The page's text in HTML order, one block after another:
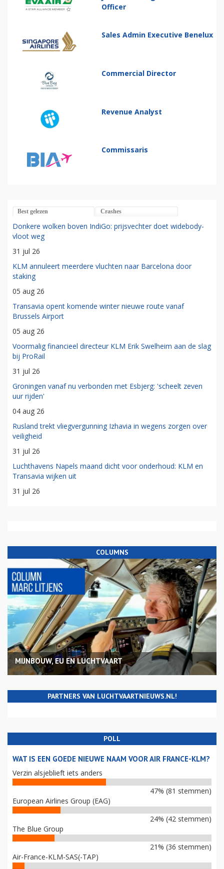
Officer
Sales Admin Executive Benelux
Commercial Director
Revenue Analyst
Commissaris
Best gelezen Crashes
Donkere wolken boven IndiGo: prijsvechter doet widebody-
vloot weg
31 jul 26
KLM annuleert meerdere vluchten naar Barcelona door
staking
05 aug 26
Transavia opent komende winter nieuwe route vanaf
Brussels Airport
05 aug 26
Voormalig financieel directeur KLM Erik Swelheim aan de slag
bij ProRail
31 jul 26
Groningen vanaf nu verbonden met Esbjerg: 'scheelt zeven
uur rijden'
04 aug 26
Rusland trekt vliegvergunning Izhavia in wegens zorgen over
veiligheid
31 jul 26
Luchthavens Napels maand dicht voor onderhoud: KLM en
Transavia wijken uit
31 jul 26
COLUMNS
MIJNBOUW, EU EN LUCHTVAART
PARTNERS VAN LUCHTVAARTNIEUWS.NL!
POLL
WAT IS EEN GOEDE NIEUWE NAAM VOOR AIR FRANCE-KLM?
Verzin alsjeblieft iets anders
47% (81 stemmen)
European Airlines Group (EAG)
24% (42 stemmen)
The Blue Group
21% (36 stemmen)
Air-France-KLM-SAS(-TAP)